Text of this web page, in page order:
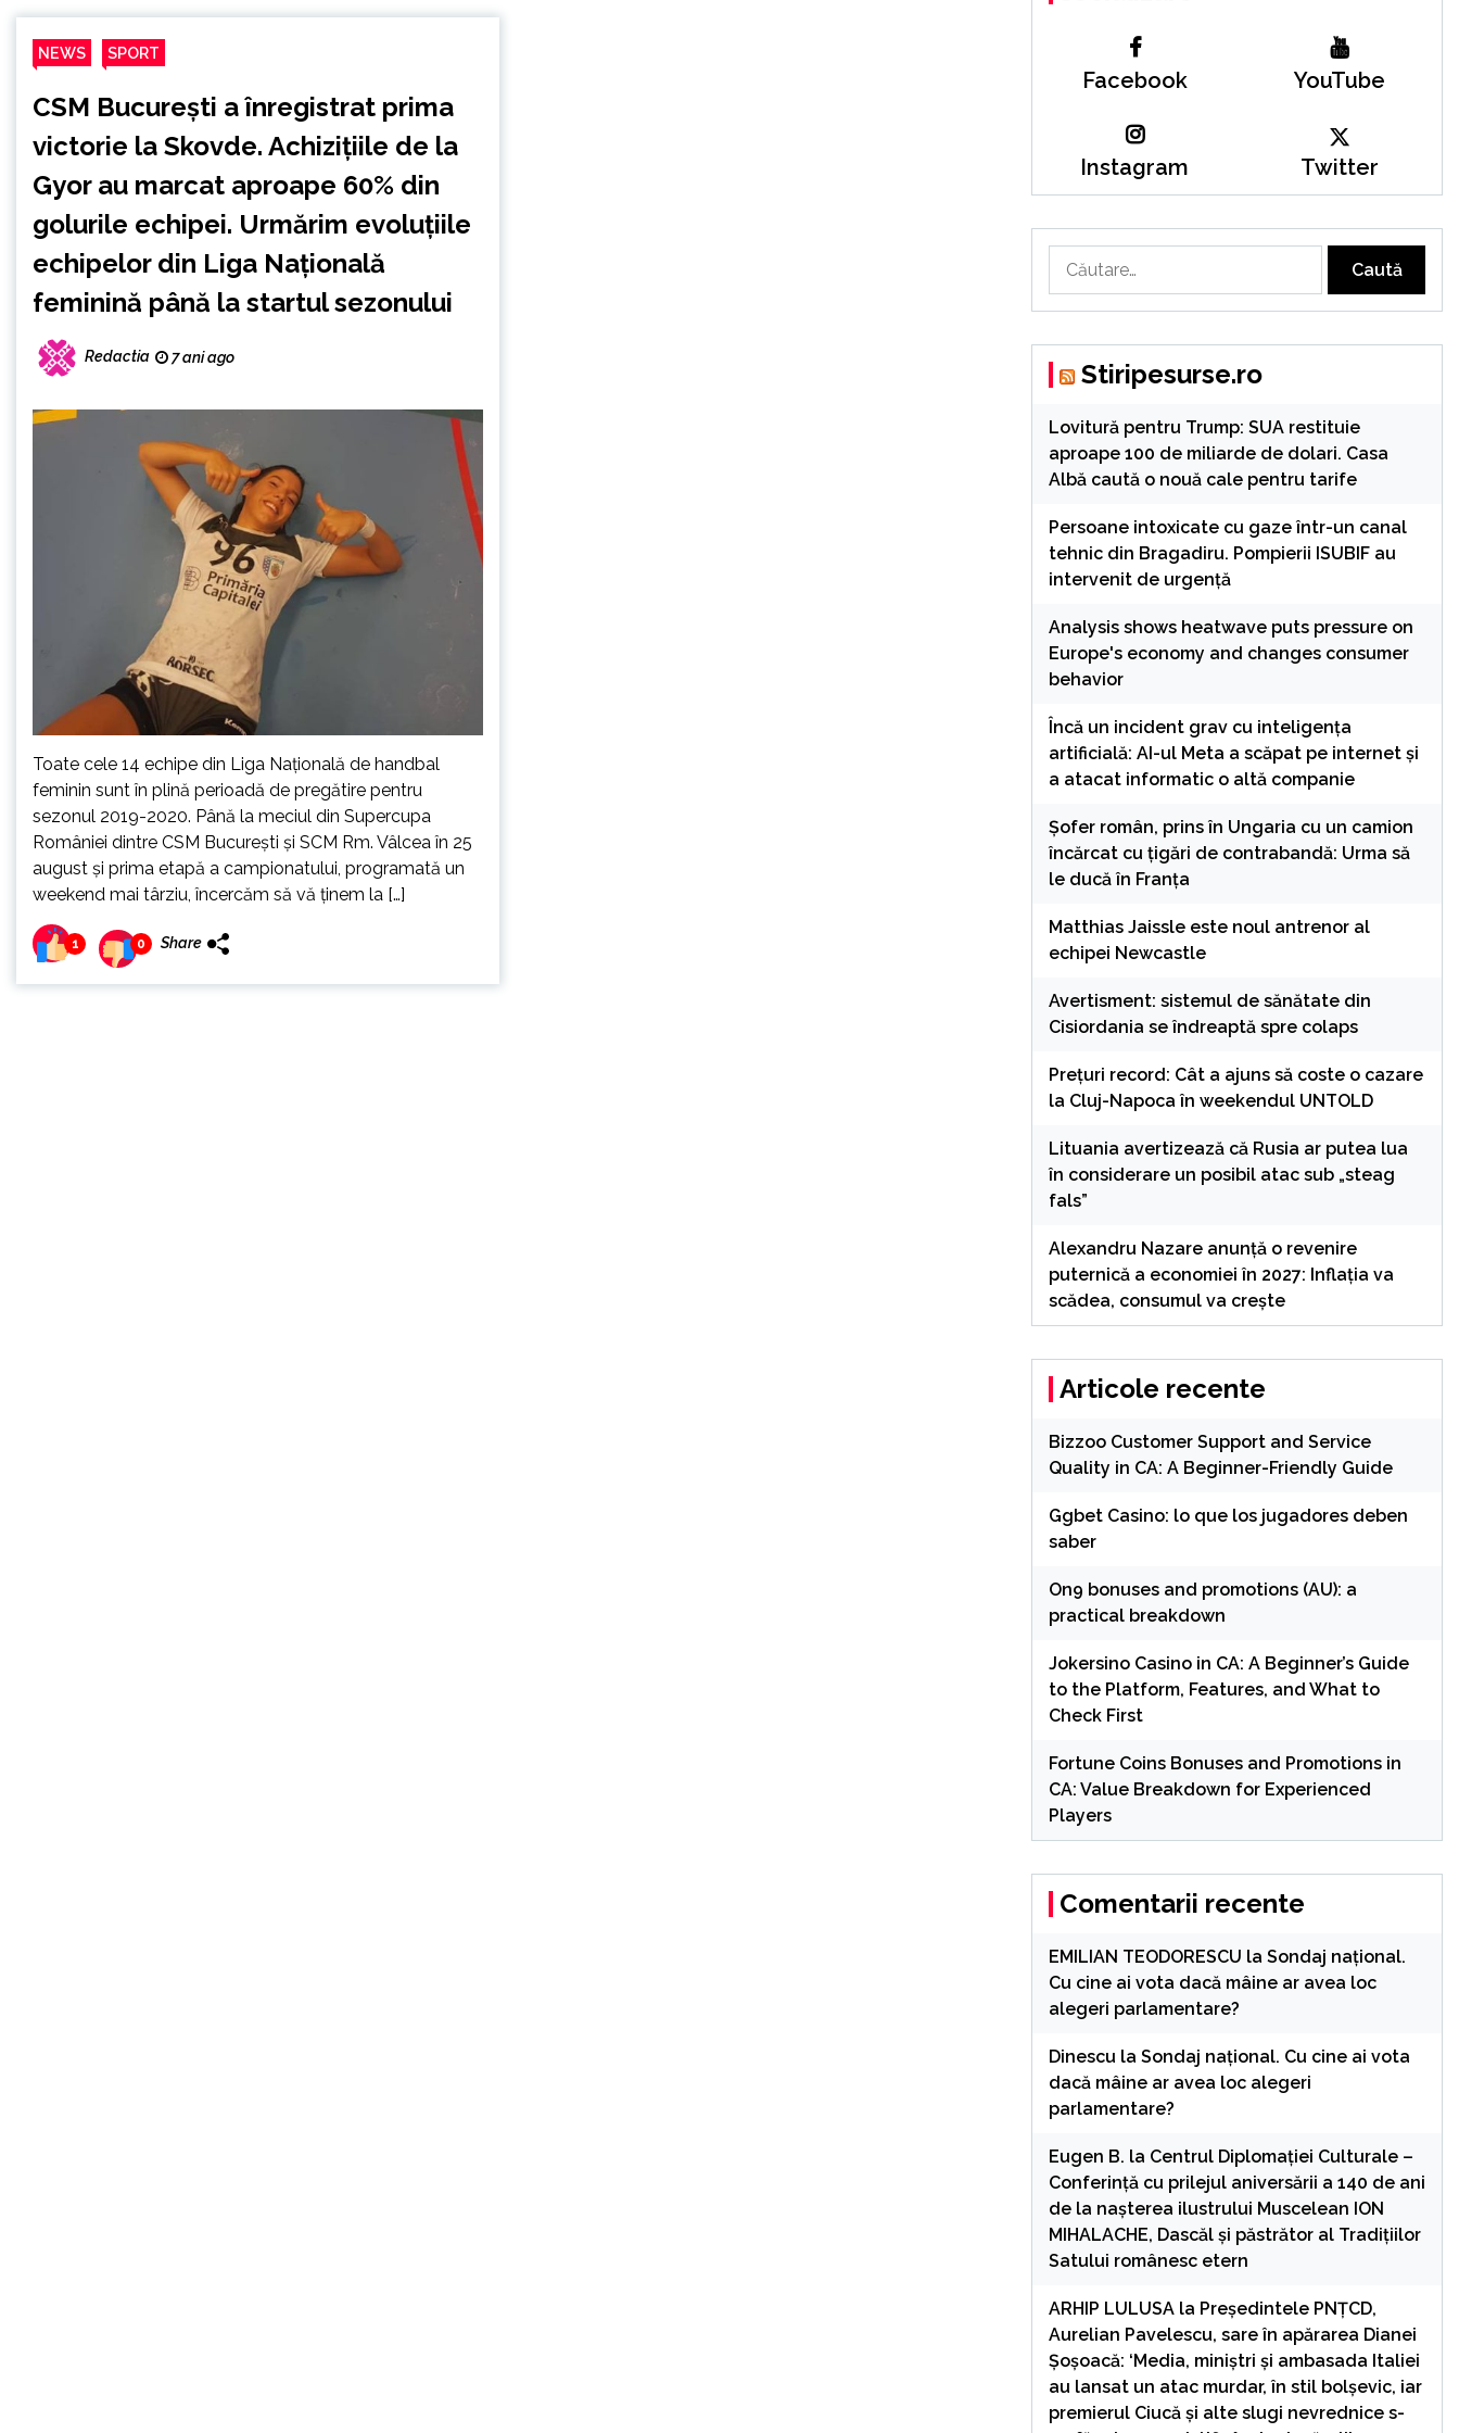
NEWS SPORT
CSM Bucureşti a înregistrat prima
victorie la Skovde. Achiziţiile de la
Gyor au marcat aproape 60% din
golurile echipei. Urmărim evoluţiile
echipelor din Liga Naţională
feminină până la startul sezonului
Redactia 7 ani ago
Toate cele 14 echipe din Liga Naţională de handbal
feminin sunt în plină perioadă de pregătire pentru
sezonul 2019-2020. Până la meciul din Supercupa
României dintre CSM Bucureşti şi SCM Rm. Vâlcea în 25
august şi prima etapă a campionatului, programată un
weekend mai târziu, încercăm să vă ţinem la […]
1 0 Share
Facebook YouTube
Instagram Twitter
după:
Stiripesurse.ro
Lovitură pentru Trump: SUA restituie
aproape 100 de miliarde de dolari. Casa
Albă caută o nouă cale pentru tarife
Persoane intoxicate cu gaze într-un canal
tehnic din Bragadiru. Pompierii ISUBIF au
intervenit de urgență
Analysis shows heatwave puts pressure on
Europe's economy and changes consumer
behavior
Încă un incident grav cu inteligența
artificială: AI-ul Meta a scăpat pe internet și
a atacat informatic o altă companie
Șofer român, prins în Ungaria cu un camion
încărcat cu țigări de contrabandă: Urma să
le ducă în Franța
Matthias Jaissle este noul antrenor al
echipei Newcastle
Avertisment: sistemul de sănătate din
Cisiordania se îndreaptă spre colaps
Preţuri record: Cât a ajuns să coste o cazare
la Cluj-Napoca în weekendul UNTOLD
Lituania avertizează că Rusia ar putea lua
în considerare un posibil atac sub „steag
fals”
Alexandru Nazare anunță o revenire
puternică a economiei în 2027: Inflația va
scădea, consumul va crește
Articole recente
Bizzoo Customer Support and Service
Quality in CA: A Beginner-Friendly Guide
Ggbet Casino: lo que los jugadores deben
saber
On9 bonuses and promotions (AU): a
practical breakdown
Jokersino Casino in CA: A Beginner’s Guide
to the Platform, Features, and What to
Check First
Fortune Coins Bonuses and Promotions in
CA: Value Breakdown for Experienced
Players
Comentarii recente
EMILIAN TEODORESCU la Sondaj național.
Cu cine ai vota dacă mâine ar avea loc
alegeri parlamentare?
Dinescu la Sondaj național. Cu cine ai vota
dacă mâine ar avea loc alegeri
parlamentare?
Eugen B. la Centrul Diplomației Culturale –
Conferință cu prilejul aniversării a 140 de ani
de la nașterea ilustrului Muscelean ION
MIHALACHE, Dascăl și păstrător al Tradițiilor
Satului românesc etern
ARHIP LULUSAla Președintele PNȚCD,
Aurelian Pavelescu, sare în apărarea Dianei
Șoșoacă: ‘Media, miniștri și ambasada Italiei
au lansat un atac murdar, în stil bolșevic, iar
premierul Ciucă și alte slugi nevrednice s-